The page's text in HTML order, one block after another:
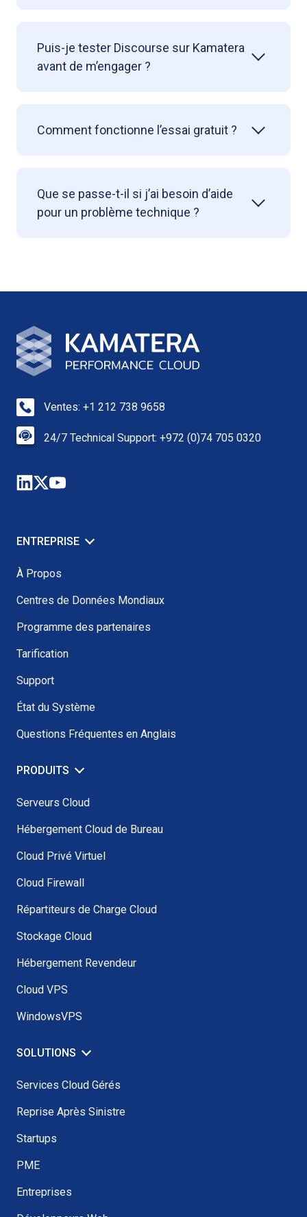
Puis-je tester Discourse sur Kamatera
avant de m’engager ?
Comment fonctionne l’essai gratuit ?
Que se passe-t-il si j’ai besoin d’aide
pour un problème technique ?
Ventes: +1 212 738 9658
24/7 Technical Support: +972 (0)74 705 0320
ENTREPRISE
À Propos
Centres de Données Mondiaux
Programme des partenaires
Tarification
Support
État du Système
Questions Fréquentes en Anglais
PRODUITS
Serveurs Cloud
Hébergement Cloud de Bureau
Cloud Privé Virtuel
Cloud Firewall
Répartiteurs de Charge Cloud
Stockage Cloud
Hébergement Revendeur
Cloud VPS
WindowsVPS
SOLUTIONS
Services Cloud Gérés
Reprise Après Sinistre
Startups
PME
Entreprises